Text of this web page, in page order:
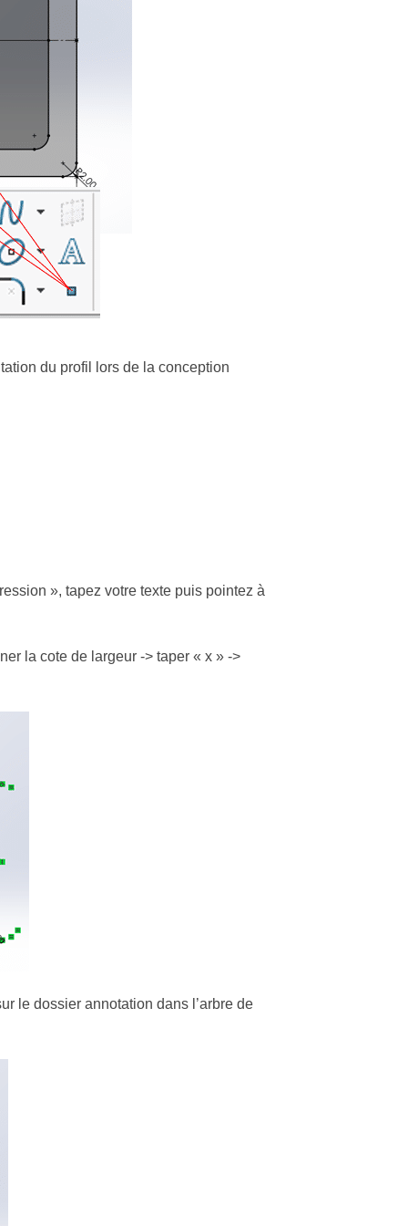
du profil lors de la conception
», tapez votre texte puis pointez à
la cote de largeur -> taper « x » ->
le dossier annotation dans l’arbre de